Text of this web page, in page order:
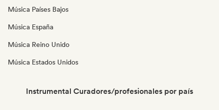
Música Países Bajos
Música España
Música Reino Unido
Música Estados Unidos
Instrumental Curadores/profesionales por país